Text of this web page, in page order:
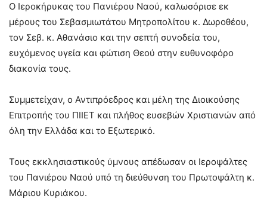
Ο Ιεροκήρυκας του Πανιέρου Ναού, καλωσόρισε εκ
μέρους του Σεβασμιωτάτου Μητροπολίτου κ. Δωροθέου,
τον Σεβ. κ. Αθανάσιο και την σεπτή συνοδεία του,
ευχόμενος υγεία και φώτιση Θεού στην ευθυνοφόρο
διακονία τους.
Συμμετείχαν, ο Αντιπρόεδρος και μέλη της Διοικούσης
Επιτροπής του ΠΙΙΕΤ και πλήθος ευσεβών Χριστιανών από
όλη την Ελλάδα και το Εξωτερικό.
Τους εκκλησιαστικούς ύμνους απέδωσαν οι Ιεροψάλτες
του Πανιέρου Ναού υπό τη διεύθυνση του Πρωτοψάλτη κ.
Μάριου Κυριάκου.